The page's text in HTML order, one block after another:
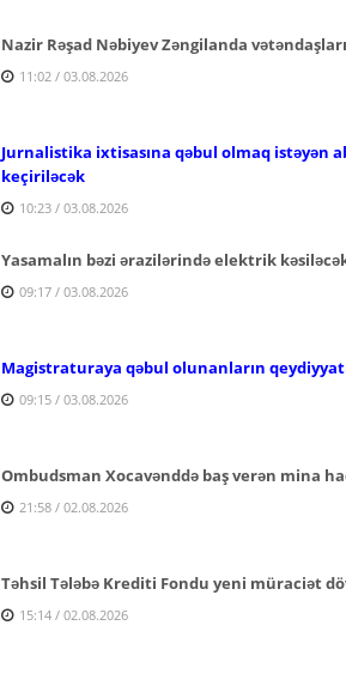
Nazir Rəşad Nəbiyev Zəngilanda
11:02 / 03.08.2026
Jurnalistika ixtisasına qəbul olmaq
keçiriləcək
10:23 / 03.08.2026
Yasamalın bəzi ərazilərində elektrik
09:17 / 03.08.2026
Magistraturaya qəbul olunanların
09:15 / 03.08.2026
Ombudsman Xocavənddə baş verən mina
21:58 / 02.08.2026
Təhsil Tələbə Krediti Fondu yeni müraciət
15:14 / 02.08.2026